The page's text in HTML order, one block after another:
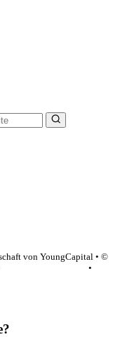
von YoungCapital • ©
•